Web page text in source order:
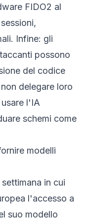
FIDO2 al
Infine: gli
possono
del codice
delegare loro
l'IA
schemi come
modelli
in cui
l'accesso a
suo modello